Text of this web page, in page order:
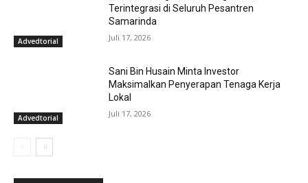
Advedtorial
Terintegrasi di Seluruh Pesantren
Samarinda
Juli 17, 2026
Advedtorial
Sani Bin Husain Minta Investor
Maksimalkan Penyerapan Tenaga Kerja
Lokal
Juli 17, 2026